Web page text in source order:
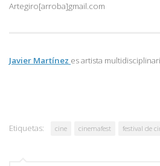
Artegiro[arroba]gmail.com
Javier Martínez es artista
Etiquetas: cine cinemafest festival de